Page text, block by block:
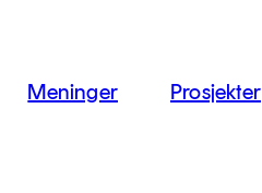
Meninger Prosjekter